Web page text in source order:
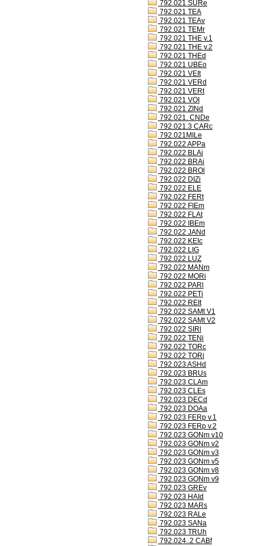
792.021 SURe
792.021 TEA
792.021 TEAv
792.021 TEMr
792.021 THE v.1
792.021 THE v.2
792.021 THEd
792.021 UBEo
792.021 VEIt
792.021 VERd
792.021 VERt
792.021 VOI
792.021 ZINd
792.021. CNDe
792.021.3 CARc
792.021MILe
792.022 APPa
792.022 BLAi
792.022 BRAi
792.022 BROl
792.022 DIZi
792.022 ELE
792.022 FERt
792.022 FIEm
792.022 FLAt
792.022 IBEm
792.022 JANd
792.022 KEIc
792.022 LIG
792.022 LUZ
792.022 MANm
792.022 MORi
792.022 PARl
792.022 PETi
792.022 REIt
792.022 SAMt V1
792.022 SAMt V2
792.022 SIRl
792.022 TENi
792.022 TORc
792.022 TORi
792.023 ASHd
792.023 BRUs
792.023 CLAm
792.023 CLEs
792.023 DECd
792.023 DOAa
792.023 FERp v.1
792.023 FERp v.2
792.023 GONm v10
792.023 GONm v2
792.023 GONm v3
792.023 GONm v5
792.023 GONm v8
792.023 GONm v9
792.023 GREv
792.023 HAId
792.023 MARs
792.023 RALe
792.023 SANa
792.023 TRUh
792.024..2 CABf